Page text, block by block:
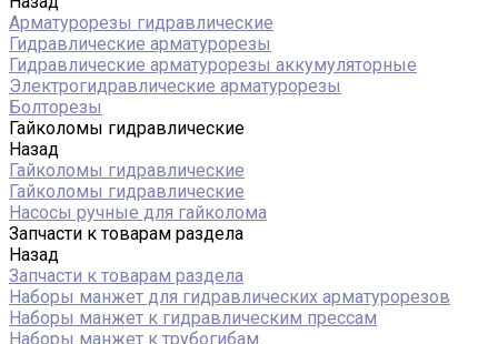
Арматурорезы гидравлические
Гидравлические арматурорезы
Гидравлические арматурорезы аккумуляторные
Электрогидравлические арматурорезы
Болторезы
Гайколомы гидравлические
Назад
Гайколомы гидравлические
Гайколомы гидравлические
Насосы ручные для гайколома
Запчасти к товарам раздела
Назад
Запчасти к товарам раздела
Наборы манжет для гидравлических арматурорезов
Наборы манжет к гидравлическим прессам
Наборы манжет к трубогибам